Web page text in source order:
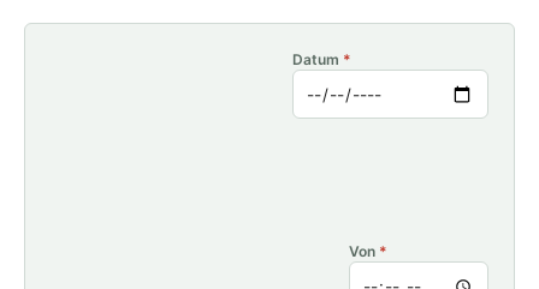
Datum *
Von *